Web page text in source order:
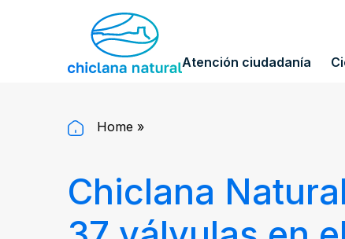
Atención ciudadanía
Home »
Chiclana